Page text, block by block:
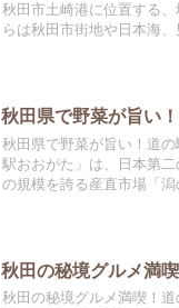
秋田市土崎港に位置する
らは秋田市街地や日本海
秋田県で野菜が旨い
秋田県で野菜が旨い！道
駅おおがた」は、日本第
の規模を誇る産直市場「
秋田の秘境グルメ満
秋田の秘境グルメ満喫！